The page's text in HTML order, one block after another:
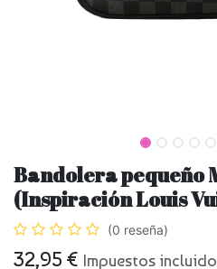
Bandolera pequeño
(Inspiración Louis
(0 reseña)
32,95 € Impuestos